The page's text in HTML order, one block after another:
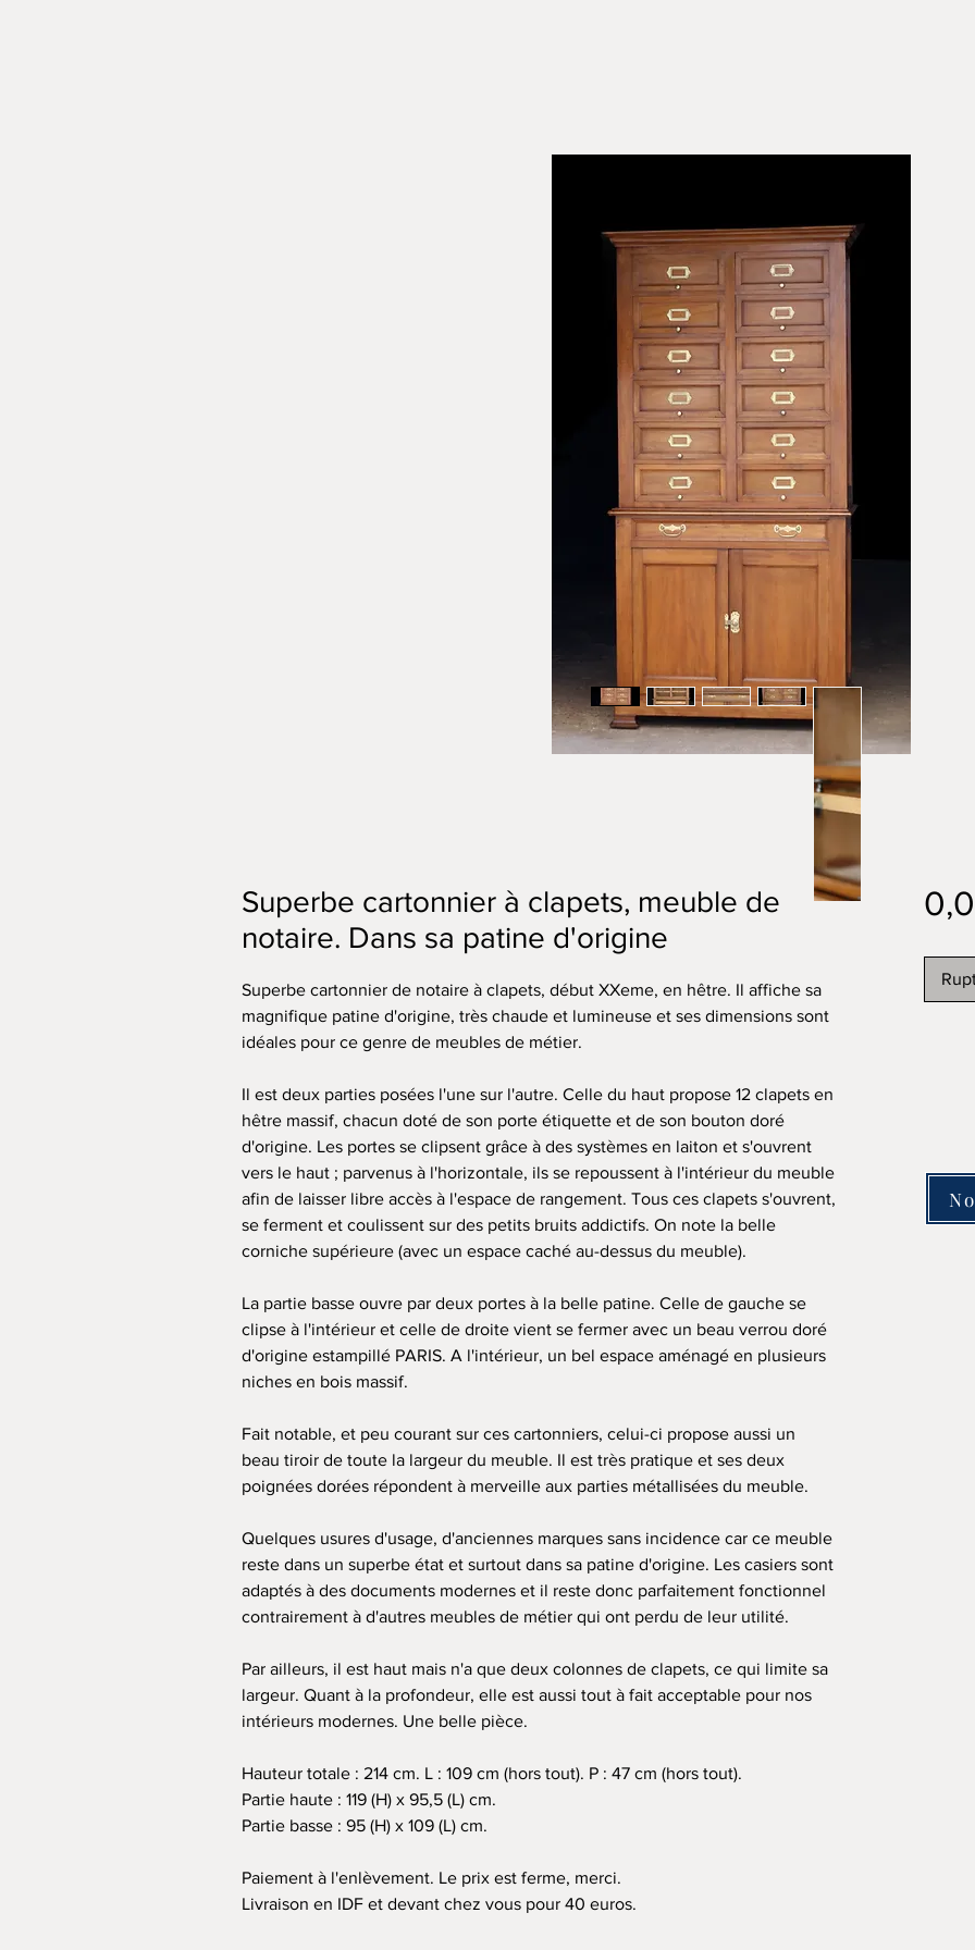
Superbe cartonnier à clapets, meuble de
notaire. Dans sa patine d'origine
Superbe cartonnier de notaire à clapets, début XXeme, en hêtre. Il affiche sa
magnifique patine d'origine, très chaude et lumineuse et ses dimensions sont
idéales pour ce genre de meubles de métier.
Il est deux parties posées l'une sur l'autre. Celle du haut propose 12 clapets en
hêtre massif, chacun doté de son porte étiquette et de son bouton doré
d'origine. Les portes se clipsent grâce à des systèmes en laiton et s'ouvrent
vers le haut ; parvenus à l'horizontale, ils se repoussent à l'intérieur du meuble
afin de laisser libre accès à l'espace de rangement. Tous ces clapets s'ouvrent,
se ferment et coulissent sur des petits bruits addictifs. On note la belle
corniche supérieure (avec un espace caché au-dessus du meuble).
La partie basse ouvre par deux portes à la belle patine. Celle de gauche se
clipse à l'intérieur et celle de droite vient se fermer avec un beau verrou doré
d'origine estampillé PARIS. A l'intérieur, un bel espace aménagé en plusieurs
niches en bois massif.
Fait notable, et peu courant sur ces cartonniers, celui-ci propose aussi un
beau tiroir de toute la largeur du meuble. Il est très pratique et ses deux
poignées dorées répondent à merveille aux parties métallisées du meuble.
Quelques usures d'usage, d'anciennes marques sans incidence car ce meuble
reste dans un superbe état et surtout dans sa patine d'origine. Les casiers sont
adaptés à des documents modernes et il reste donc parfaitement fonctionnel
contrairement à d'autres meubles de métier qui ont perdu de leur utilité.
Par ailleurs, il est haut mais n'a que deux colonnes de clapets, ce qui limite sa
largeur. Quant à la profondeur, elle est aussi tout à fait acceptable pour nos
intérieurs modernes. Une belle pièce.
Hauteur totale : 214 cm. L : 109 cm (hors tout). P : 47 cm (hors tout).
Partie haute : 119 (H) x 95,5 (L) cm.
Partie basse : 95 (H) x 109 (L) cm.
Paiement à l'enlèvement. Le prix est ferme, merci.
Livraison en IDF et devant chez vous pour 40 euros.